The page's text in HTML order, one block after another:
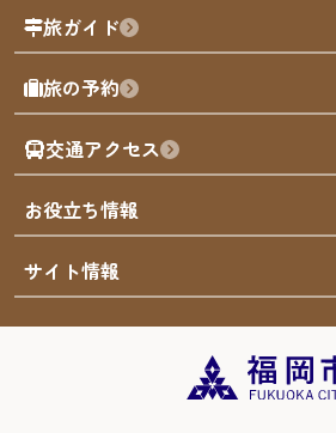
福岡を楽しむ
福岡のアート
福岡のナイトタイム
福岡の歴史・文化
サステナブルツーリズム
福岡検定
よかなび音声ガイド
観る・遊ぶ
屋台
買う
体験
泊まる
旅ガイド
モデルコース
AIおまかせコース
オリジナルプラン
みんなの旅行記
旅の予約
交通アクセス
市内交通ガイド
お得なチケット
お役立ち情報
お知らせ
災害情報
サイト情報
まち歩き・体験プログラム掲載申込